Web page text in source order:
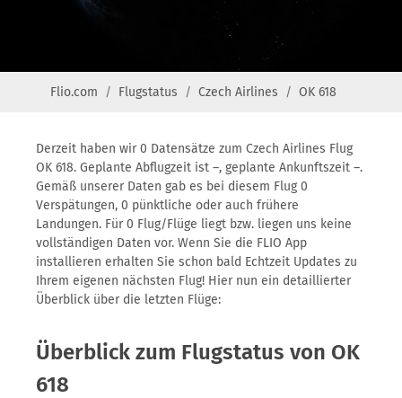
Flio.com Flugstatus Czech Airlines OK 618
Derzeit haben wir 0 Datensätze zum Czech Airlines Flug
OK 618. Geplante Abflugzeit ist –, geplante Ankunftszeit –.
Gemäß unserer Daten gab es bei diesem Flug 0
Verspätungen, 0 pünktliche oder auch frühere
Landungen. Für 0 Flug/Flüge liegt bzw. liegen uns keine
vollständigen Daten vor. Wenn Sie die FLIO App
installieren erhalten Sie schon bald Echtzeit Updates zu
Ihrem eigenen nächsten Flug! Hier nun ein detaillierter
Überblick über die letzten Flüge:
Überblick zum Flugstatus von OK
618